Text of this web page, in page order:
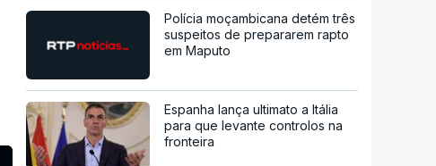
Polícia moçambicana detém três
suspeitos de prepararem rapto
em Maputo
Espanha lança ultimato a Itália
para que levante controlos na
fronteira